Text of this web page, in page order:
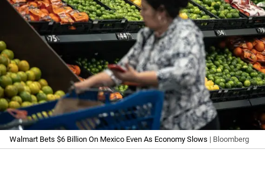
Walmart Bets $6 Billion On Mexico Even As Economy Slows | Bloomberg